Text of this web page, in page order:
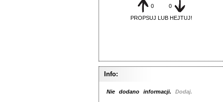
0
0
PROPSUJ LUB HEJTUJ!
Info:
Nie dodano informacji. Dodaj.